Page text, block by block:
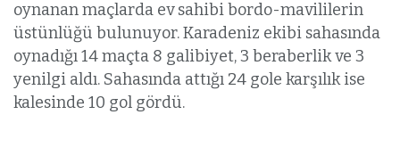
oynanan maçlarda ev sahibi bordo-mavililerin
üstünlüğü bulunuyor. Karadeniz ekibi sahasında
oynadığı 14 maçta 8 galibiyet, 3 beraberlik ve 3
yenilgi aldı. Sahasında attığı 24 gole karşılık ise
kalesinde 10 gol gördü.